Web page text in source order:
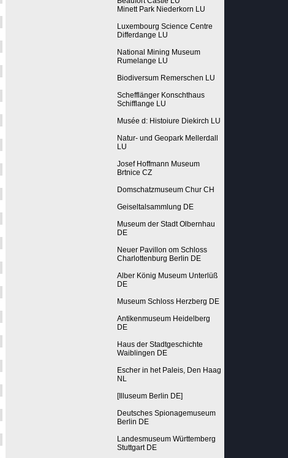
Minett Park Niederkorn LU
Luxembourg Science Centre
Differdange LU
National Mining Museum
Rumelange LU
Biodiversum Remerschen LU
Schefflänger Konschthaus
Schifflange LU
Musée d: Histoiure Diekirch LU
Natur- und Geopark Mellerdall
LU
Josef Hoffmann Museum
Brtnice CZ
Domschatzmuseum Chur CH
Geiseltalsammlung DE
Museum der Stadt Olbernhau
DE
Neuer Pavillon om Schloss
Charlottenburg Berlin DE
Alber König Museum Unterlüß
DE
Museum Schloss Herzberg DE
Antikenmuseum Heidelberg
DE
Haus der Stadtgeschichte
Waiblingen DE
Escher in het Paleis, Den Haag
NL
[Illuseum Berlin DE]
Deutsches Spionagemuseum
Berlin DE
Landesmuseum Württemberg
Stuttgart DE